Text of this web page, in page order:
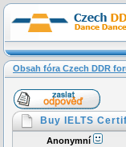
Obsah fóra Czech DDR
Buy IELTS
Anonymní